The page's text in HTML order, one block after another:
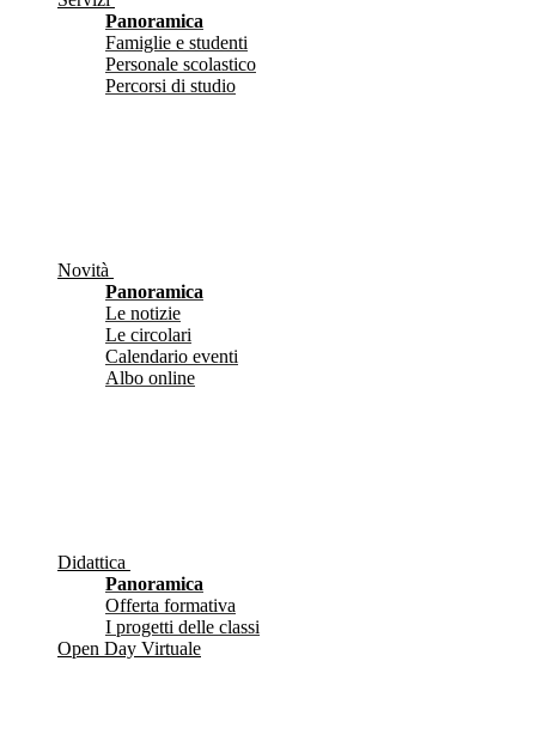
Panoramica
Famiglie e studenti
Personale scolastico
Percorsi di studio
Novità
Panoramica
Le notizie
Le circolari
Calendario eventi
Albo online
Didattica
Panoramica
Offerta formativa
I progetti delle classi
Open Day Virtuale